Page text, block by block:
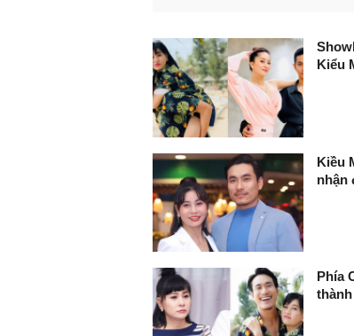
Kiểu
Kiều
nhận
Phía